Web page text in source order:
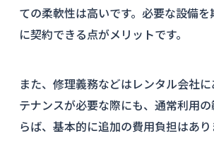
ての柔軟性は高いです。必要な設備を
に契約できる点がメリットです。
また、修理義務などはレンタル会社
テナンスが必要な際にも、通常利用
らば、基本的に追加の費用負担はあり